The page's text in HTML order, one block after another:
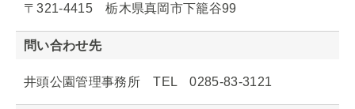
〒321-4415 栃木県真岡市下籠谷99
問い合わせ先
井頭公園管理事務所 TEL 0285-83-3121